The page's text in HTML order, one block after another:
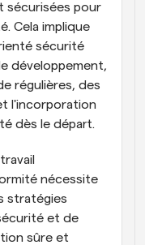
sécurisées pour
Cela implique
sécurité
développement,
régulières, des
l'incorporation
dès le départ.
nécessite
stratégies
et de
sûre et